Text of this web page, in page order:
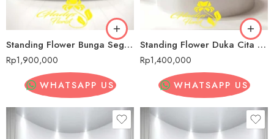
Standing Flower Bunga Segar Pernikahan Dekat Mall Kelapa Gading
Rp1,900,000
WHATSAPP US
Standing Flower Duka Cita Dekat Mall Kelapa Gading
Rp1,400,000
WHATSAPP US